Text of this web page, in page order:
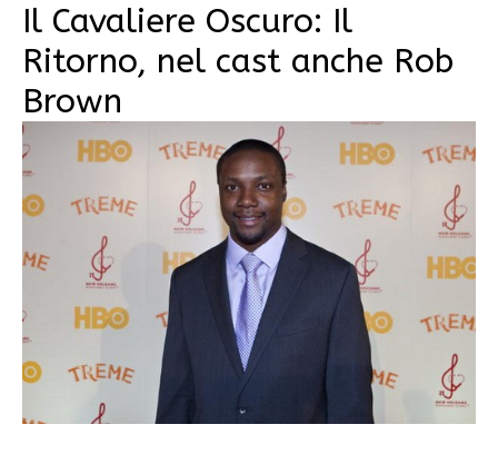
Il Cavaliere Oscuro: Il
Ritorno, nel cast anche Rob
Brown